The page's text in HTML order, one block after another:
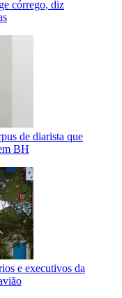
córrego, diz
de diarista que
BH
e executivos da